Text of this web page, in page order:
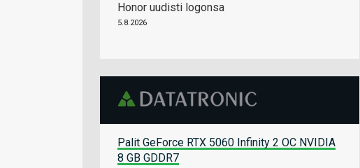
Honor uudisti logonsa
5.8.2026
Palit GeForce RTX 5060 Infinity 2 OC NVIDIA
8 GB GDDR7